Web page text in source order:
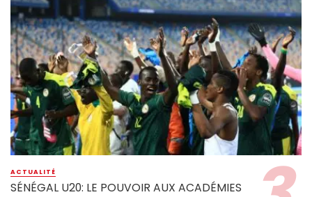
ACTUALITÉ
SÉNÉGAL U20: LE POUVOIR AUX ACADÉMIES